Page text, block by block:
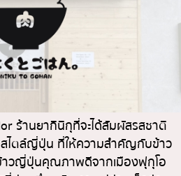
ร้านยากินิกุที่จะได้สัมผัสรสชาติ
ไตล์ญี่ปุ่น ที่ให้ความสำคัญกับข้าว
ข้าวญี่ปุ่นคุณภาพดีจากเมืองฟุกุโอ